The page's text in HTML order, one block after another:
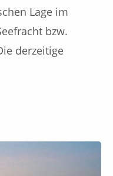
Lage im
bzw.
derzeitige